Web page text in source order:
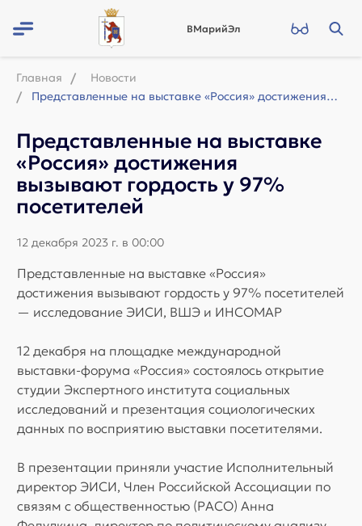
ВМарийЭл
Главная
Новости
Представленные на выставке «Россия» достижения вызывают гордость у 97% посетител...
Представленные на выставке
«Россия» достижения
вызывают гордость у 97%
посетителей
12 декабря 2023 г. в 00:00
Представленные на выставке «Россия»
достижения вызывают гордость у 97% посетителей
— исследование ЭИСИ, ВШЭ и ИНСОМАР
12 декабря на площадке международной
выставки-форума «Россия» состоялось открытие
студии Экспертного института социальных
исследований и презентация социологических
данных по восприятию выставки посетителями.
В презентации приняли участие Исполнительный
директор ЭИСИ, Член Российской Ассоциации по
связям с общественностью (РАСО) Анна